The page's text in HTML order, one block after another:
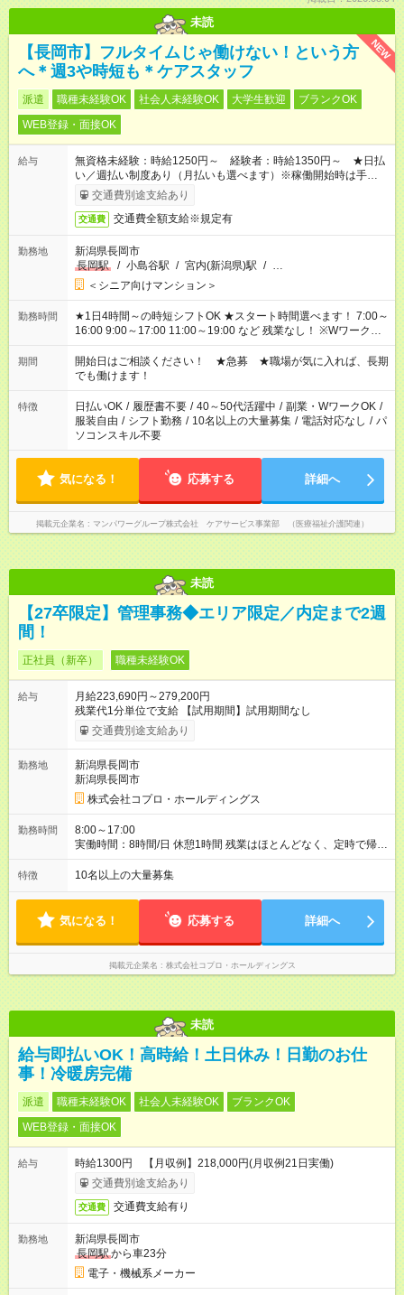
未読
NEW
【長岡市】フルタイムじゃ働けない！という方
へ＊週3や時短も＊ケアスタッフ
派遣 職種未経験OK 社会人未経験OK 大学生歓迎
ブランクOK
WEB登録・面接OK
給与
無資格未経験：時給1250円～ 経験者：時給1350円～ ★日払
い／週払い制度あり（月払いも選べます）※稼働開始時は手続き
完了次第のお支払いとなります。
交通費別途支給あり
交通費 交通費全額支給※規定有
勤務地
新潟県長岡市
長岡駅
/ 小島谷駅 / 宮内(新潟県)駅 / …
＜シニア向けマンション＞
勤務時間
★1日4時間～の時短シフトOK ★スタート時間選べます！ 7:00～
16:00 9:00～17:00 11:00～19:00 など 残業なし！ ※Wワークの
場合、他のお仕事と合わせ週40時間超の就業はご案内できませ
ん ※法令に基づき、週20時間以上勤務は社会保険への加入対象
となります ※労働者派遣法（日雇い派遣の原則禁止）により、
短時間・短期間の就業はご案内が難しい場合があります
期間
開始日はご相談ください！ ★急募 ★職場が気に入れば、長期
でも働けます！
特徴 日払いOK / 履歴書不要 / 40～50代活躍中 / 副業・WワークOK /
服装自由 / シフト勤務 / 10名以上の大量募集 / 電話対応なし / パ
ソコンスキル不要
気になる！ 応募する 詳細へ
掲載元企業名 マンパワーグループ株式会社 ケアサービス事業部 （医療福祉介護関連）
未読
【27卒限定】管理事務◆エリア限定／内定まで2週
間！
正社員（新卒） 職種未経験OK
給与
月給223,690円～279,200円
残業代1分単位で支給 【試用期間】試用期間なし
交通費別途支給あり
勤務地
新潟県長岡市
新潟県長岡市
株式会社コプロ・ホールディングス
勤務時間
8:00～17:00
実働時間：8時間/日 休憩1時間 残業はほとんどなく、定時で帰れ
る日が多い働き方です。 毎日の業務は進捗管理や事務が中心な
ので、 「今日やるべき仕事」が終われば、自然と区切りをつけ
方を大切にしています。
特徴 10名以上の大量募集
気になる！ 応募する 詳細へ
掲載元企業名 株式会社コプロ・ホールディングス
未読
給与即払いOK！高時給！土日休み！日勤のお仕
事！冷暖房完備
派遣 職種未経験OK 社会人未経験OK
ブランクOK
WEB登録・面接OK
給与
時給1300円 【月収例】218,000円(月収例21日実働)
交通費別途支給あり
交通費 交通費支給有り
勤務地
新潟県長岡市
長岡駅から車23分
電子・機械系メーカー